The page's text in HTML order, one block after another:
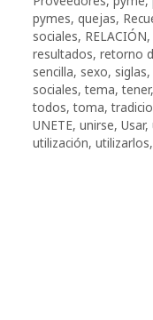
pymes, quejas,
sociales, RELACIÓN,
resultados, retorno
sencilla, sexo, siglas,
sociales,tema,tener
todos,toma,
UNETE, unirse, Usar,
utilización, utilizarlos,